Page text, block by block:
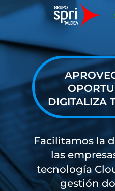
DIGITALIZA
Facilitamos la
las
tecnología
gestión